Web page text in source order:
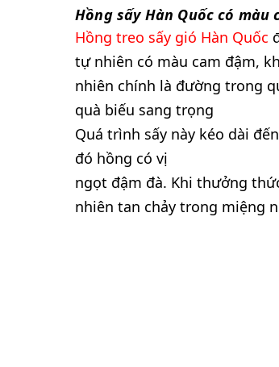
Hồng sấy Hàn Quốc có màu
Hồng treo sấy gió Hàn Quốc
tự nhiên có màu cam đậm,
nhiên chính là đường trong
quà biếu sang trọng
Quá trình sấy này kéo dài
đó hồng có vị
ngọt đậm đà. Khi thưởng
nhiên tan chảy trong miệng